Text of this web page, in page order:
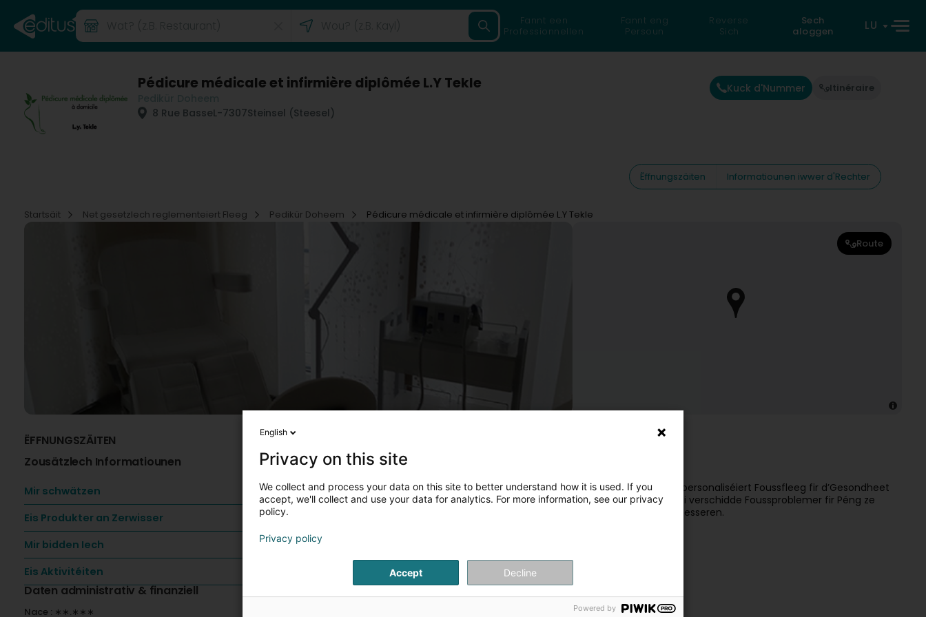
Fannt een
Professionnellen
Fannt eng
Persoun
Reverse
Sich
Sech
aloggen
LU
Pédicure médicale et infirmière diplômée L.Y Tekle
8 Rue BasseL-7307Steinsel (Steesel)
Kuck d'Nummer Itinéraire
Ëffnungszäiten Informatiounen iwwer d'Rechter
Startsäit Net gesetzlech reglementeiert Fleeg Pedikür Doheem Pédicure médicale et infirmière diplômée L.Y Tekle
Route
ËFFNUNGSZÄITEN
Zousätzlech Informatiounen
Mir schwätzen
Eis Produkter an Zerwisser
Mir bidden Iech
Eis Aktivitéiten
Daten administrativ & finanziell
Nace : ∗∗.∗∗∗
Iwwer medezinesch Pediküre an diploméiert Infirmière L.Y Tekle
D’L.Y Tekle, medezinesch Pediküre an diploméiert Infirmière, bitt professionell a personaliséiert Foussfleeg fir d’Gesondheet
an d’Wuelbefanne vun Äre Féiss. Mat hirer spezialiséierter Erfahrung behandelt si verschidde Foussproblemer fir Péng ze
entlaaschten, Komplikatiounen ze vermeiden an Äre Komfort am Alldag ze verbesseren.
Grëndlech Fleeg vu Foussproblemer
Behandlung an Entlaaschtung vu Péng verursaacht duerch:
Héngeraen
English
Privacy on this site
We collect and process your data on this site to better understand how it is used. If you
accept, we'll collect and use your data for analytics. For more information, see our privacy
policy.
Privacy policy
Accept Decline
Powered by